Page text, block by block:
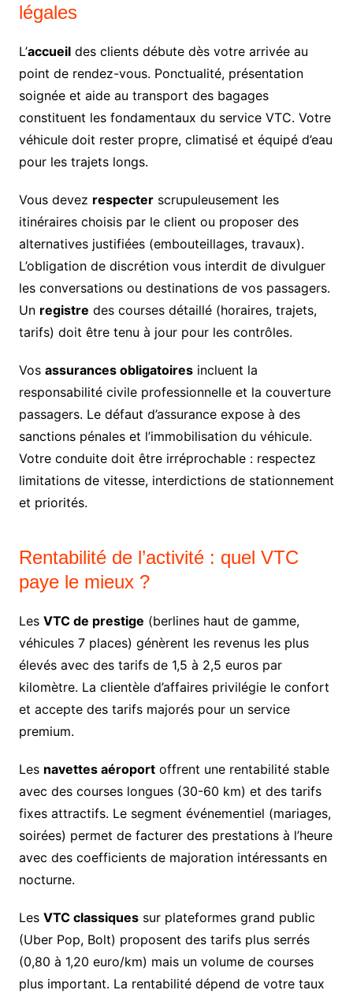
légales
L’accueildes clients débute dès votre arrivée au
point de rendez-vous. Ponctualité, présentation
soignée et aide au transport des bagages
constituent les fondamentaux du service VTC. Votre
véhicule doit rester propre, climatisé et équipé d’eau
pour les trajets longs.
Vous devez respecterscrupuleusement les
itinéraires choisis par le client ou proposer des
alternatives justifiées (embouteillages, travaux).
L’obligation de discrétion vous interdit de divulguer
les conversations ou destinations de vos passagers.
Un registre des courses détaillé (horaires, trajets,
tarifs) doit être tenu à jour pour les contrôles.
Vos assurances obligatoiresincluent la
responsabilité civile professionnelle et la couverture
passagers. Le défaut d’assurance expose à des
sanctions pénales et l’immobilisation du véhicule.
Votre conduite doit être irréprochable : respectez
limitations de vitesse, interdictions de stationnement
et priorités.
Rentabilité de l’activité : quel VTC
paye le mieux ?
Les VTC de prestige (berlines haut de gamme,
véhicules 7 places) génèrent les revenus les plus
élevés avec des tarifs de 1,5 à 2,5 euros par
kilomètre. La clientèle d’affaires privilégie le confort
et accepte des tarifs majorés pour un service
premium.
Les navettes aéroportoffrent une rentabilité stable
avec des courses longues (30-60 km) et des tarifs
fixes attractifs. Le segment événementiel (mariages,
soirées) permet de facturer des prestations à l’heure
avec des coefficients de majoration intéressants en
nocturne.
Les VTC classiquessur plateformes grand public
(Uber Pop, Bolt) proposent des tarifs plus serrés
(0,80 à 1,20 euro/km) mais un volume de courses
plus important. La rentabilité dépend de votre taux